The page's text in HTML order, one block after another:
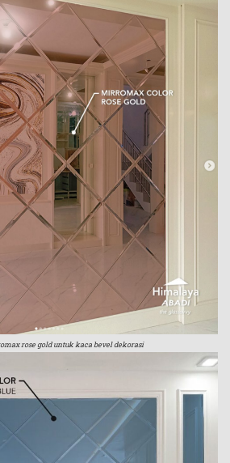
rose gold untuk kaca bevel dekorasi